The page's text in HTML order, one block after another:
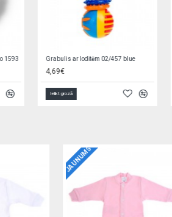
3,89€
Ielikt grozā
JAUNUMS